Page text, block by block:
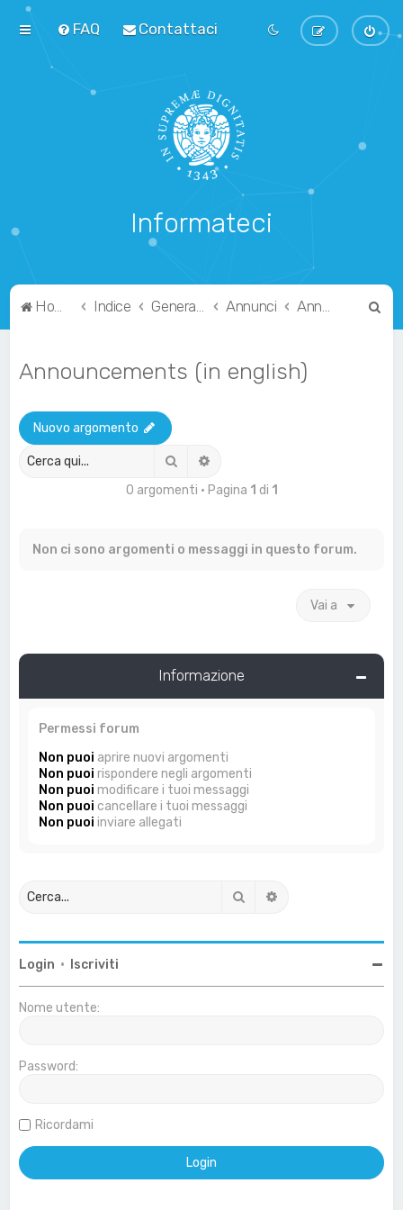
FAQ Contattaci
Informateci
Home Indice Generale Annunci Announcements (in english)
Announcements (in english)
Nuovo argomento
Cerca
0 argomenti • Pagina 1 di 1
Non ci sono argomenti o messaggi in questo forum.
Vai a
Informazione
Permessi forum
Non puoi aprire nuovi argomenti
Non puoi rispondere negli argomenti
Non puoi modificare i tuoi messaggi
Non puoi cancellare i tuoi messaggi
Non puoi inviare allegati
Cerca
Login • Iscriviti
Nome utente:
Password:
Ricordami